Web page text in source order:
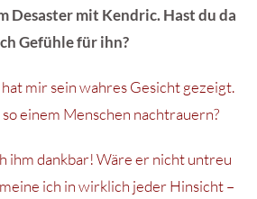
Desaster mit Kendric. Hast du da
Gefühle für ihn?
mir sein wahres Gesicht gezeigt.
einem Menschen nachtrauern?
ihm dankbar! Wäre er nicht untreu
ich in wirklich jeder Hinsicht –